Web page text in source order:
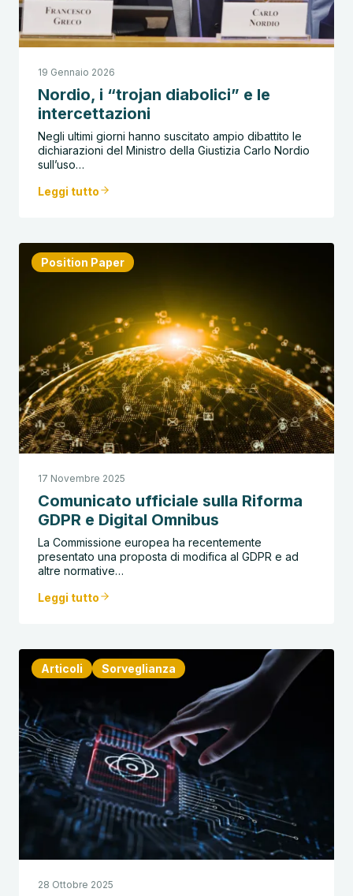
19 Gennaio 2026
Nordio, i “trojan diabolici” e le
intercettazioni
Negli ultimi giorni hanno suscitato ampio dibattito le
dichiarazioni del Ministro della Giustizia Carlo Nordio
sull’uso…
Leggi tutto
Position Paper
17 Novembre 2025
Comunicato ufficiale sulla Riforma
GDPR e Digital Omnibus
La Commissione europea ha recentemente
presentato una proposta di modifica al GDPR e ad
altre normative…
Leggi tutto
Articoli Sorveglianza
28 Ottobre 2025